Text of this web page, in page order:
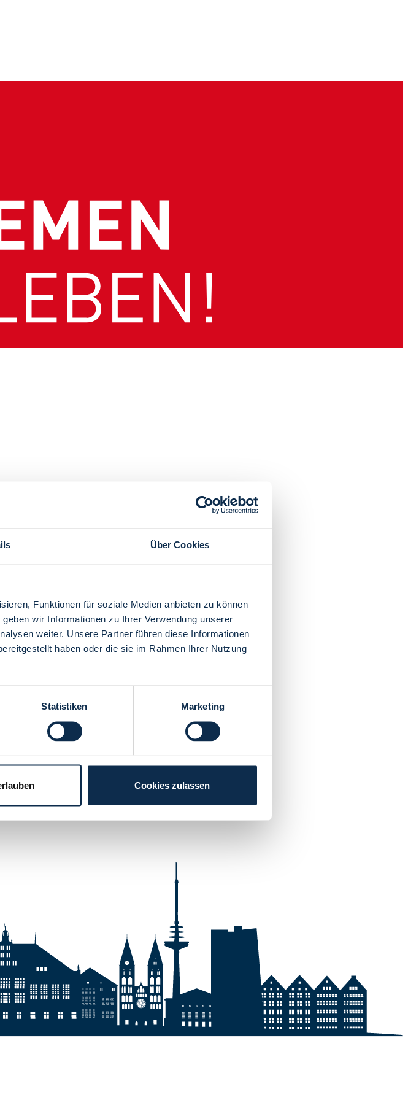
Über Cookies
Funktionen für soziale Medien anbieten zu können
wir Informationen zu Ihrer Verwendung unserer
weiter. Unsere Partner führen diese Informationen
haben oder die sie im Rahmen Ihrer Nutzung
Statistiken Marketing
Cookies zulassen